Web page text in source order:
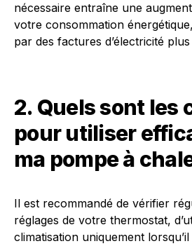
nécessaire entraîne une
votre consommation
par des factures d’électricité plus
2. Quels sont les
pour utiliser
ma pompe à
Il est recommandé de vérifier
réglages de votre thermostat,
climatisation uniquement